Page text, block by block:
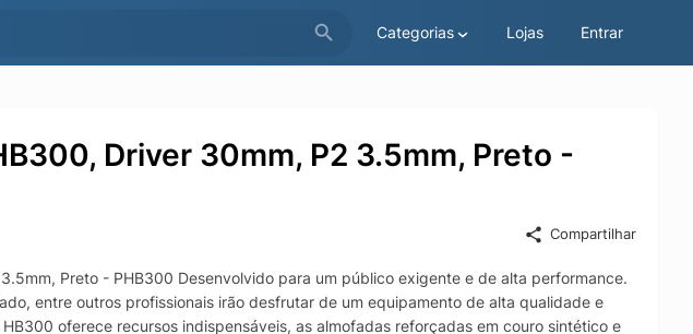
Categorias Lojas Entrar
Driver 30mm, P2 3.5mm, Preto -
Compartilhar
Preto - PHB300 Desenvolvido para um público exigente e de alta performance.
entre outros profissionais irão desfrutar de um equipamento de alta qualidade e
oferece recursos indispensáveis, as almofadas reforçadas em couro sintético e